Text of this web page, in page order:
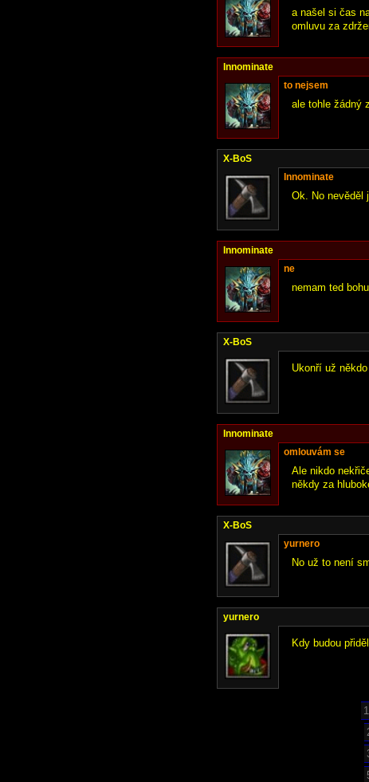
a našel si čas
omluvu za
Innominate
to nejsem
ale tohle žádný
X-BoS
Innominate
Ok. No nevěděl
Innominate
ne
nemam ted
X-BoS
Ukonří už
Innominate
omlouvám se
Ale nikdo
někdy za
X-BoS
yurnero
No už to není
yurnero
Kdy budou
1